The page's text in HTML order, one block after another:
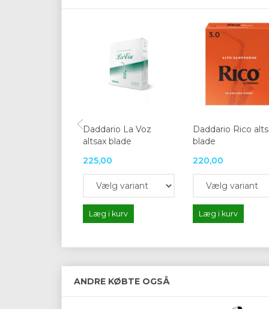
Daddario La Voz
altsax blade
225,00
Læg i kurv
Daddario Rico
blade
220,00
Læg i kurv
ANDRE KØBTE OGSÅ